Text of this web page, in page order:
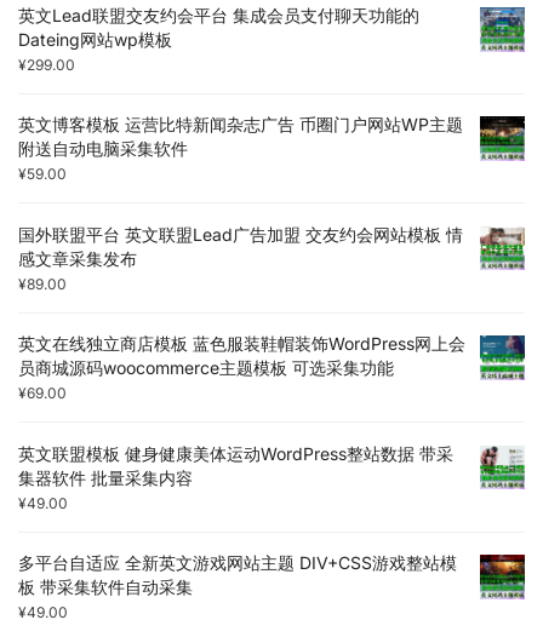
英文Lead联盟交友约会平台 集成会员支付聊天功能的
Dateing网站wp模板
¥299.00
英文博客模板 运营比特新闻杂志广告 币圈门户网站WP主题
附送自动电脑采集软件
¥59.00
国外联盟平台 英文联盟Lead广告加盟 交友约会网站模板 情
感文章采集发布
¥89.00
英文在线独立商店模板 蓝色服装鞋帽装饰WordPress网上会
员商城源码woocommerce主题模板 可选采集功能
¥69.00
英文联盟模板 健身健康美体运动WordPress整站数据 带采
集器软件 批量采集内容
¥49.00
多平台自适应 全新英文游戏网站主题 DIV+CSS游戏整站模
板 带采集软件自动采集
¥49.00